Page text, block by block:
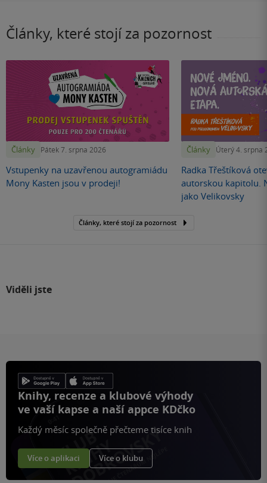
Články, které stojí za pozornost
Články Pátek 7. srpna 2026
Vstupenky na uzavřenou autogramiádu
Mony Kasten jsou v prodeji!
Články Úterý 4. srpna
Radka Třeštíková
autorskou kapitolu.
jako Velikovsky
Články, které stojí za pozornost
Viděli jste
Knihy, recenze a klubové výhody
ve vaší kapse a naší appce KDčko
Každý měsíc společně přečteme tisíce knih
Více o aplikaci Více o klubu